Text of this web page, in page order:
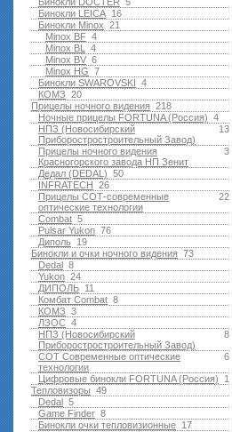
16
Бинокли LEICA
21
Бинокли Minox
4
Minox BF
4
Minox BL
6
Minox BV
7
Minox HG
4
Бинокли SWAROVSKI
20
КОМЗ
218
Прицелы ночного видения
4
Ночные прицелы FORTUNA (Россия)
13
НПЗ (Новосибирский
Приборостростроительный Завод)
3
Прицелы ночного видения
Красногорского завода НП Зенит
50
Дедал (DEDAL)
26
INFRATECH
22
Прицелы СОТ-современные
оптические технологии
5
Combat
76
Pulsar Yukon
19
Диполь
73
Бинокли и очки ночного видения
8
Dedal
24
Yukon
11
ДИПОЛЬ
8
Комбат Combat
3
КОМЗ
4
ЛЗОС
8
НПЗ (Новосибирский
Приборостростроительный Завод)
6
СОТ Современные оптические
технологии
1
Цифровые бинокли FORTUNA (Россия)
49
Тепловизоры
5
Dedal
8
Game Finder
17
Бинокли очки тепловизионные